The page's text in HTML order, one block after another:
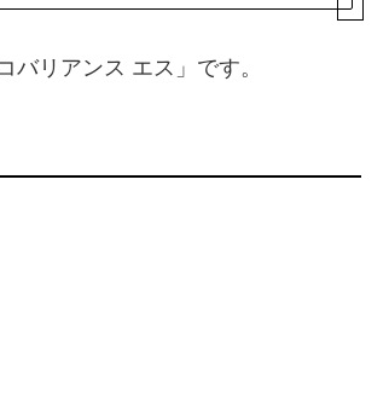
バリアンス エス」です。